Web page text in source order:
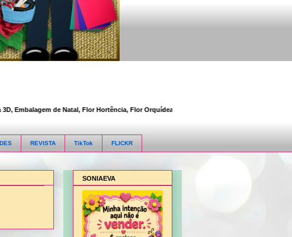
de Natal, Flor Hortência, Flor Orquídea, Flor Rosa, Fofucha 3D articulada,
REVISTA TikTok FLICKR
SONIAEVA